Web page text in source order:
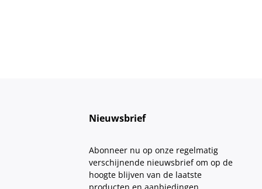
Nieuwsbrief
Abonneer nu op onze regelmatig
verschijnende nieuwsbrief om op de
hoogte blijven van de laatste